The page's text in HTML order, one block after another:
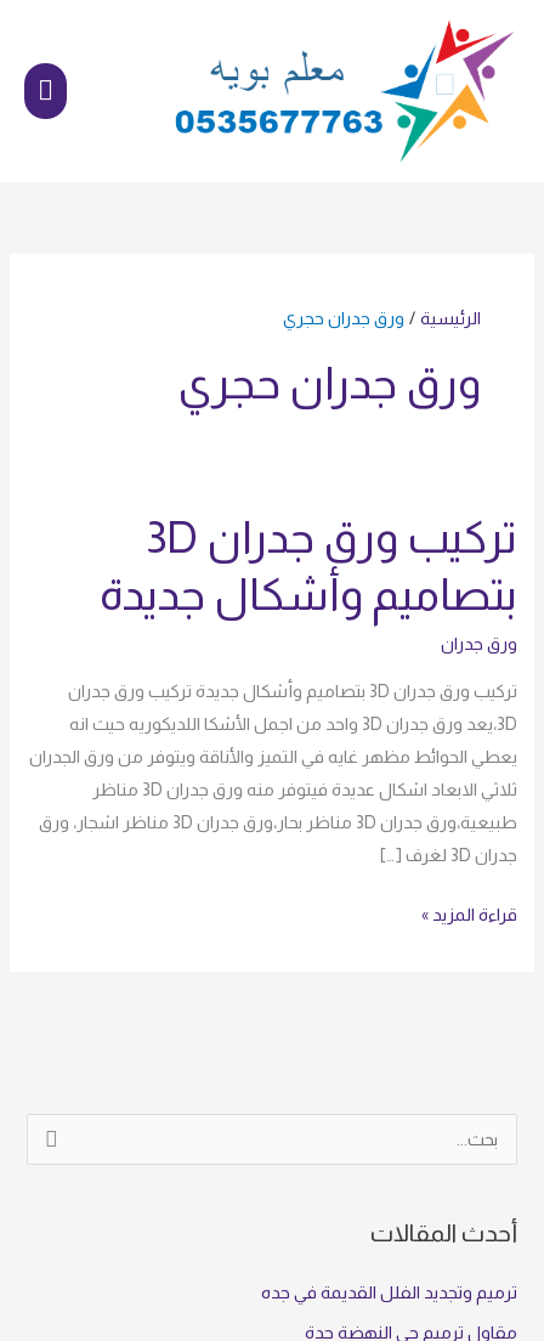
المحتوى
الرئيسية ورق جدران حجري
ورق جدران حجري
تركيب ورق جدران 3D
بتصاميم وأشكال جديدة
ورق جدران
تركيب ورق جدران 3D بتصاميم وأشكال جديدة تركيب ورق جدران
3D،يعد ورق جدران 3D واحد من اجمل الأشكا اللديكوريه حيث انه
يعطي الحوائط مظهر غايه في التميز والأناقة ويتوفر من ورق الجدران
ثلاثي الابعاد اشكال عديدة فيتوفر منه ورق جدران 3D مناظر
طبيعية،ورق جدران 3D مناظر بحار،ورق جدران 3D مناظر اشجار، ورق
جدران 3D لغرف […]
تركيب
ورق
جدران
3D
بتصاميم
وأشكال
جديدة
قراءة المزيد »
ب
ث
أحدث المقالات
ترميم وتجديد الفلل القديمة في جده
مقاول ترميم حي النهضة جدة